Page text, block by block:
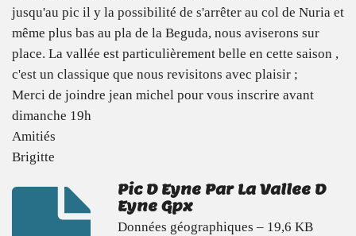
jusqu'au pic il y la possibilité de s'arrêter au col de Nuria et
même plus bas au pla de la Beguda, nous aviserons sur
place. La vallée est particulièrement belle en cette saison ,
c'est un classique que nous revisitons avec plaisir ;
Merci de joindre jean michel pour vous inscrire avant
dimanche 19h
Amitiés
Brigitte
Pic D Eyne Par La Vallee D
Eyne Gpx
Données géographiques – 19,6 KB